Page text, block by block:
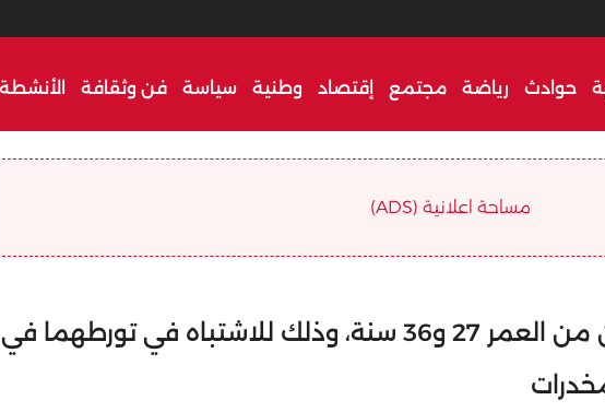
حوادث رياضة مجتمع إقتصاد وطنية سياسة فن وثقافة
مساحة اعلانية (ADS)
توقيف شخصين يبلغان من العمر 27 و36 سنة، وذلك للاشتباه في تورطهما في